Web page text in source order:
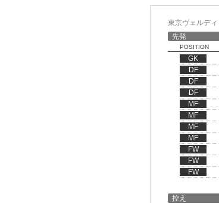
東京ヴェルディ
先発
POSITION
GK
DF
DF
DF
MF
MF
MF
MF
FW
FW
FW
控え